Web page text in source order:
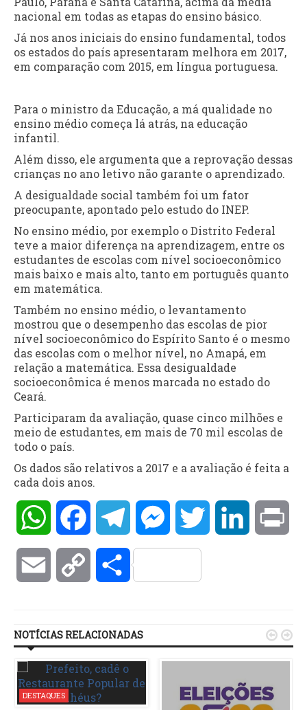
nacional em todas as etapas do ensino básico.
Já nos anos iniciais do ensino fundamental, todos
os estados do país apresentaram melhora em 2017,
em comparação com 2015, em língua portuguesa.
Para o ministro da Educação, a má qualidade no
ensino médio começa lá atrás, na educação
infantil.
Além disso, ele argumenta que a reprovação dessas
crianças no ano letivo não garante o aprendizado.
A desigualdade social também foi um fator
preocupante, apontado pelo estudo do INEP.
No ensino médio, por exemplo o Distrito Federal
teve a maior diferença na aprendizagem, entre os
estudantes de escolas com nível socioeconômico
mais baixo e mais alto, tanto em português quanto
em matemática.
Também no ensino médio, o levantamento
mostrou que o desempenho das escolas de pior
nível socioeconômico do Espírito Santo é o mesmo
das escolas com o melhor nível, no Amapá, em
relação a matemática. Essa desigualdade
socioeconômica é menos marcada no estado do
Ceará.
Participaram da avaliação, quase cinco milhões e
meio de estudantes, em mais de 70 mil escolas de
todo o país.
Os dados são relativos a 2017 e a avaliação é feita a
cada dois anos.
WhatsAppFacebookTelegramMessengerTwitter LinkedIn
Email Copy Compartilhar
NOTÍCIAS RELACIONADAS
DESTAQUES
 